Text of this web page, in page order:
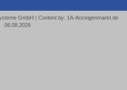
GmbH | Content by: 1A-Anzeigenmarkt.de
06.08.2026